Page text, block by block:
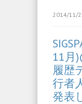
2014/11/
11月
履歴
行者
発表